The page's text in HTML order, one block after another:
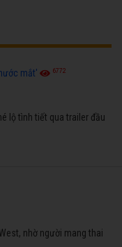
mắt' 6772
lộ tình tiết qua trailer đầu
nhờ người mang thai